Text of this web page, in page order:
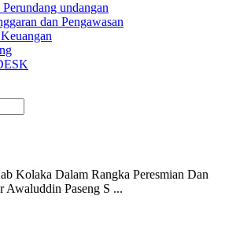
undangan
dan Pengawasan
Kolaka Dalam Rangka Peresmian Dan
Awaluddin Paseng S ...